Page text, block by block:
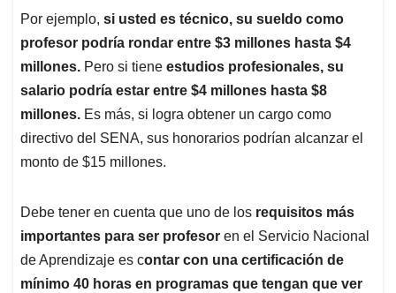
Por ejemplo, si usted es técnico, su sueldo como
profesor podría rondar entre $3 millones hasta $4
millones. Pero si tiene estudios profesionales, su
salario podría estar entre $4 millones hasta $8
millones. Es más, si logra obtener un cargo como
directivo del SENA, sus honorarios podrían alcanzar el
monto de $15 millones.
Debe tener en cuenta que uno de los requisitos más
importantes para ser profesor en el Servicio Nacional
de Aprendizaje es contar con una certificación de
mínimo 40 horas en programas que tengan que ver